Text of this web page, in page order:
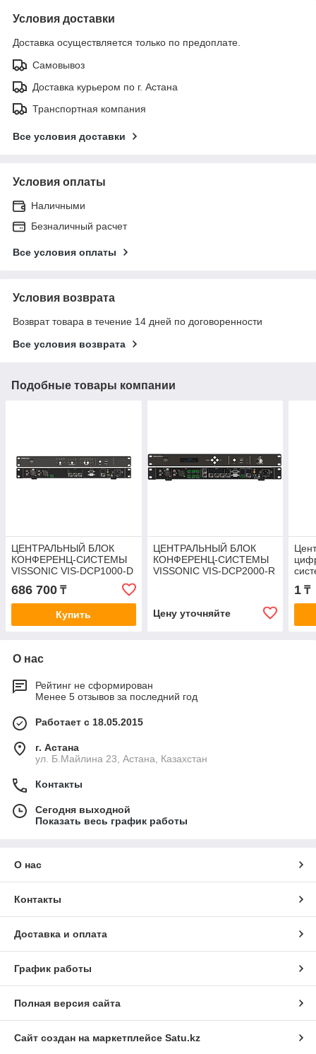
Условия доставки
Доставка осуществляется только по предоплате.
Самовывоз
Доставка курьером по г. Астана
Транспортная компания
Все условия доставки
Условия оплаты
Наличными
Безналичный расчет
Все условия оплаты
Условия возврата
Возврат товара в течение 14 дней по договоренности
Все условия возврата
Подобные товары компании
ЦЕНТРАЛЬНЫЙ БЛОК
КОНФЕРЕНЦ-СИСТЕМЫ
VISSONIC VIS-DCP1000-D
686 700 ₸
Купить
ЦЕНТРАЛЬНЫЙ БЛОК
КОНФЕРЕНЦ-СИСТЕМЫ
VISSONIC VIS-DCP2000-R
Цену уточняйте
1 ₸
О нас
Рейтинг не сформирован
Менее 5 отзывов за последний год
Работает с 18.05.2015
г. Астана
ул. Б.Майлина 23, Астана, Казахстан
Контакты
Сегодня выходной
Показать весь график работы
О нас
Контакты
Доставка и оплата
График работы
Полная версия сайта
Сайт создан на маркетплейсе Satu.kz